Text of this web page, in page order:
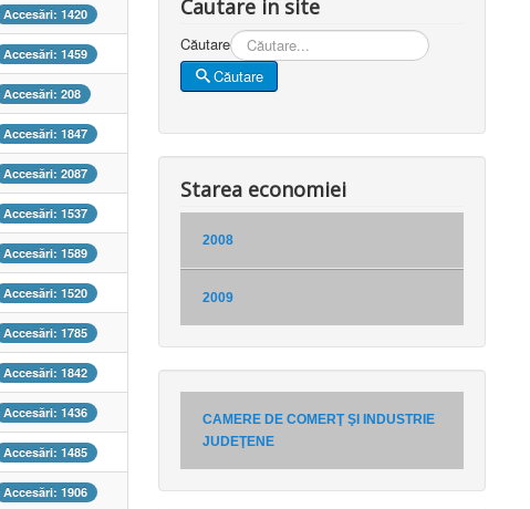
Accesări: 1420
Accesări: 1459
Accesări: 208
Accesări: 1847
Accesări: 2087
Accesări: 1537
Accesări: 1589
Accesări: 1520
Accesări: 1785
Accesări: 1842
Accesări: 1436
Accesări: 1485
Accesări: 1906
Cautare in site
Căutare
Căutare
Starea economiei
2008
2009
CAMERE DE COMERŢ ŞI INDUSTRIE
JUDEŢENE